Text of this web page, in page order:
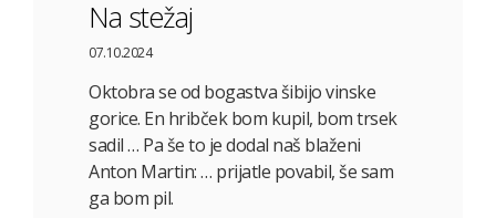
Na stežaj
07.10.2024
Oktobra se od bogastva šibijo vinske
gorice. En hribček bom kupil, bom trsek
sadil … Pa še to je dodal naš blaženi
Anton Martin: … prijatle povabil, še sam
ga bom pil.